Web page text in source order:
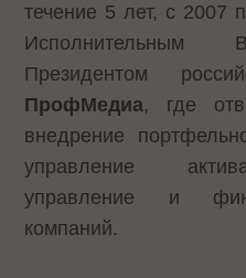
течение 5 лет, с
Исполнительным
Президентом
ПрофМедиа, где
внедрение
управление
управление и
компаний.